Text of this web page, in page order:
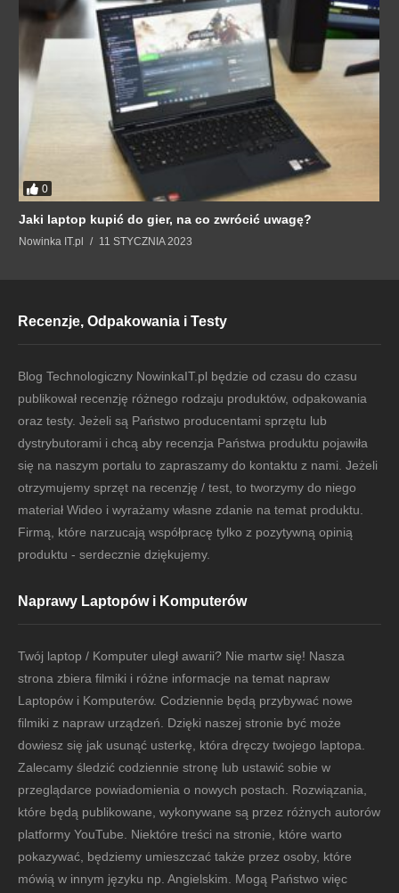
0
Jaki laptop kupić do gier, na co zwrócić uwagę?
Nowinka IT.pl 11 STYCZNIA 2023
Recenzje, Odpakowania i Testy
Blog Technologiczny NowinkaIT.pl będzie od czasu do czasu
publikował recenzję różnego rodzaju produktów, odpakowania
oraz testy. Jeżeli są Państwo producentami sprzętu lub
dystrybutorami i chcą aby recenzja Państwa produktu pojawiła
się na naszym portalu to zapraszamy do kontaktu z nami. Jeżeli
otrzymujemy sprzęt na recenzję / test, to tworzymy do niego
materiał Wideo i wyrażamy własne zdanie na temat produktu.
Firmą, które narzucają współpracę tylko z pozytywną opinią
produktu - serdecznie dziękujemy.
Naprawy Laptopów i Komputerów
Twój laptop / Komputer uległ awarii? Nie martw się! Nasza
strona zbiera filmiki i różne informacje na temat napraw
Laptopów i Komputerów. Codziennie będą przybywać nowe
filmiki z napraw urządzeń. Dzięki naszej stronie być może
dowiesz się jak usunąć usterkę, która dręczy twojego laptopa.
Zalecamy śledzić codziennie stronę lub ustawić sobie w
przeglądarce powiadomienia o nowych postach. Rozwiązania,
które będą publikowane, wykonywane są przez różnych autorów
platformy YouTube. Niektóre treści na stronie, które warto
pokazywać, będziemy umieszczać także przez osoby, które
mówią w innym języku np. Angielskim. Mogą Państwo więc